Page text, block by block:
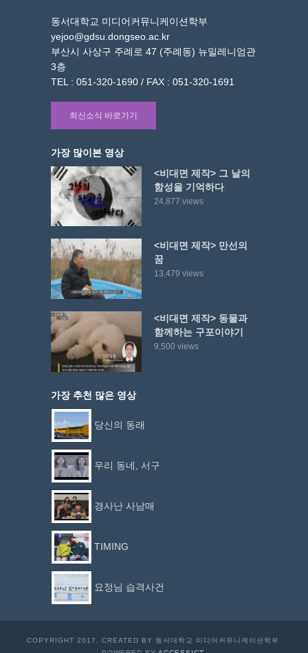
동서대학교 미디어커뮤니케이션학부
yejoo@gdsu.dongseo.ac.kr
부산시 사상구 주례로 47 (주례동) 뉴밀레니엄관
3층
TEL : 051-320-1690 / FAX : 051-320-1691
최신소식 바로가기
가장 많이본 영상
<비대면 제작> 그 날의
함성을 기억하다
24,877 views
<비대면 제작> 만선의
꿈
13,479 views
<비대면 제작> 동물과
함께하는 구포이야기
9,500 views
가장 추천 많은 영상
당신의 동래
우리 동네, 서구
경사난 사남매
TIMING
요정님 습격사건
COPYRIGHT 2017. CREATED BY 동서대학교 미디어커뮤니케이션학부.